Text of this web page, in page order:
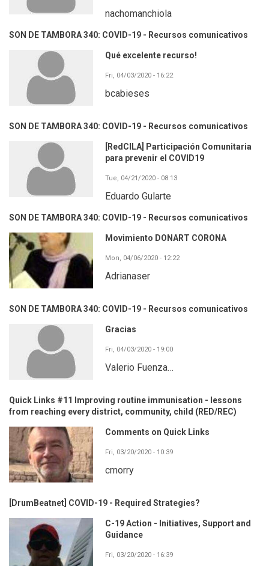
nachomanchiola
SON DE TAMBORA 340: COVID-19 - Recursos comunicativos
Qué excelente recurso!
Fri, 04/03/2020 - 16:22
bcabieses
SON DE TAMBORA 340: COVID-19 - Recursos comunicativos
[RedCILA] Participación Comunitaria
para prevenir el COVID19
Tue, 04/21/2020 - 08:13
Eduardo Gularte
SON DE TAMBORA 340: COVID-19 - Recursos comunicativos
Movimiento DONART CORONA
Mon, 04/06/2020 - 12:22
Adrianaser
SON DE TAMBORA 340: COVID-19 - Recursos comunicativos
Gracias
Fri, 04/03/2020 - 19:00
Valerio Fuenza…
Quick Links #11 Improving routine immunisation - lessons
from reaching every district, community, child (RED/REC)
Comments on Quick Links
Fri, 03/20/2020 - 10:39
cmorry
[DrumBeatnet] COVID-19 - Required Strategies?
C-19 Action - Initiatives, Support and
Guidance
Fri, 03/20/2020 - 16:39